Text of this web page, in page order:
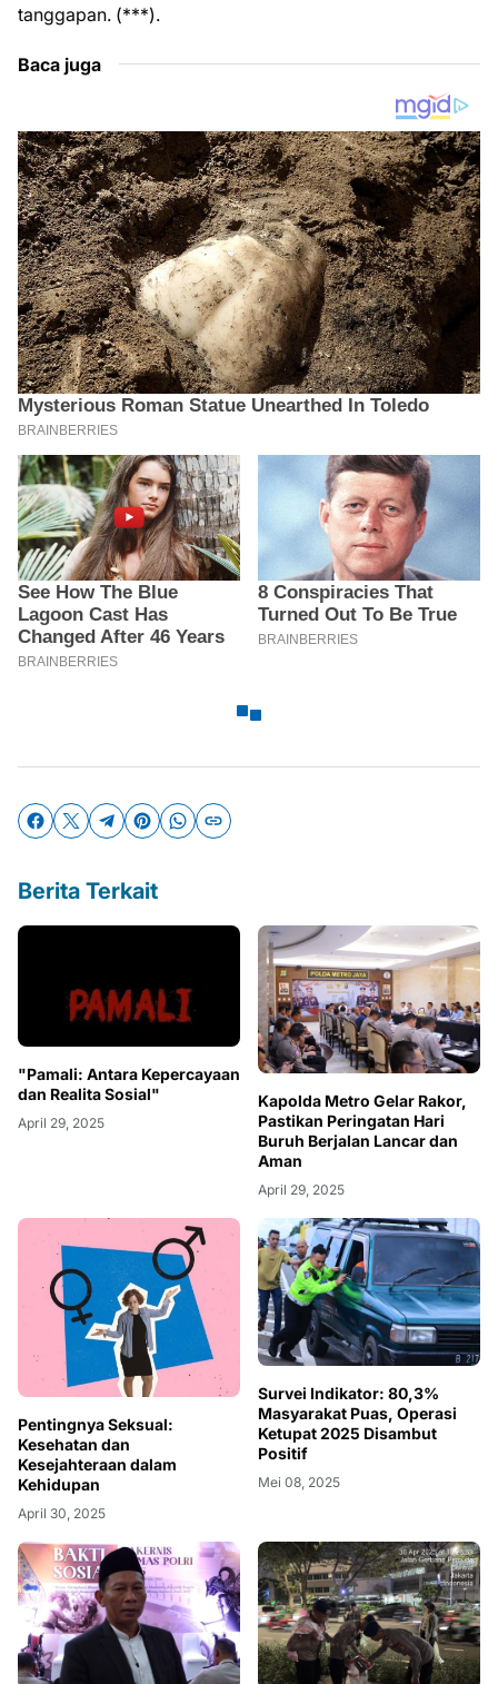
tanggapan. (***).
Baca juga
Berita Terkait
"Pamali: Antara Kepercayaan
dan Realita Sosial"
April 29, 2025
Kapolda Metro Gelar Rakor,
Pastikan Peringatan Hari
Buruh Berjalan Lancar dan
Aman
April 29, 2025
Pentingnya Seksual:
Kesehatan dan
Kesejahteraan dalam
Kehidupan
April 30, 2025
Survei Indikator: 80,3%
Masyarakat Puas, Operasi
Ketupat 2025 Disambut
Positif
Mei 08, 2025